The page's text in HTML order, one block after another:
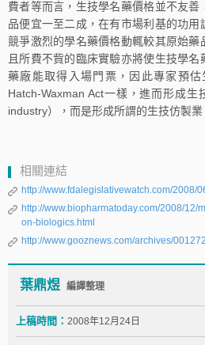
費者等而言，生技學名藥價格並不友
品便宜一至二成，在有市場利基的功
競爭激烈的學名藥價格動輒較其原始藥
且所費不貲的臨床實驗亦將使生技學
藥廠能取得入場門票，因此專家預
Hatch-Waxman Act一樣，進而形成生
industry），而是形成所謂的生技仿製
相關連結
http://www.fdalegislativewatch.com/2008/
http://www.biopharmatoday.com/2008/
on-biologics.html
http://www.gooznews.com/archives/
葉鼎煜 編譯整理
上稿時間： 2008年12月24日